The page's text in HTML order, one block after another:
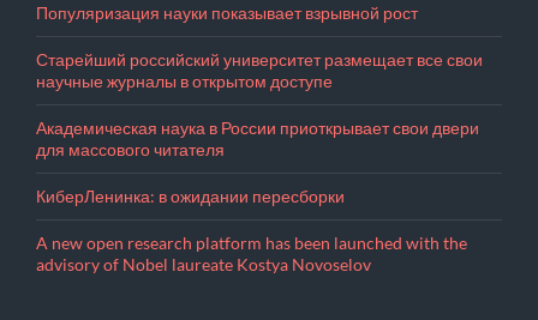
Популяризация науки показывает взрывной рост
Старейший российский университет размещает все свои
научные журналы в открытом доступе
Академическая наука в России приоткрывает свои двери
для массового читателя
КиберЛенинка: в ожидании пересборки
A new open research platform has been launched with the
advisory of Nobel laureate Kostya Novoselov